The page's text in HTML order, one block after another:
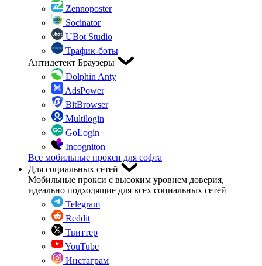
Zennoposter
Socinator
UBot Studio
Трафик-боты
Антидетект Браузеры
Dolphin Anty
AdsPower
BitBrowser
Multilogin
GoLogin
Incogniton
Все мобильные прокси для софта
Для социальных сетей
Мобильные прокси с высоким уровнем доверия,
идеально подходящие для всех социальных сетей
Telegram
Reddit
Твиттер
YouTube
Инстаграм